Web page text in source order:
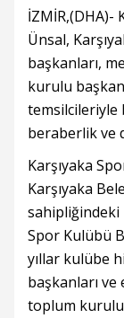
İZMİR,(DHA)-
Ünsal,
başkanları,
kurulu
temsilcileriyle
beraberlik ve
Karşıyaka
Karşıyaka
sahipliğindeki
Spor Kulübü
yıllar kulübe
başkanları
toplum